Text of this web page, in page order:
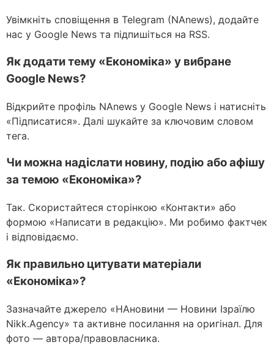
Увімкніть сповіщення в Telegram (NAnews), додайте
нас у Google News та підпишіться на RSS.
Як додати тему «Економіка» у вибране
Google News?
Відкрийте профіль NAnews у Google News і натисніть
«Підписатися». Далі шукайте за ключовим словом
тега.
Чи можна надіслати новину, подію або афішу
за темою «Економіка»?
Так. Скористайтеся сторінкою «Контакти» або
формою «Написати в редакцію». Ми робимо фактчек
і відповідаємо.
Як правильно цитувати матеріали
«Економіка»?
Зазначайте джерело «НАновини — Новини Ізраїлю
Nikk.Agency» та активне посилання на оригінал. Для
фото — автора/правовласника.